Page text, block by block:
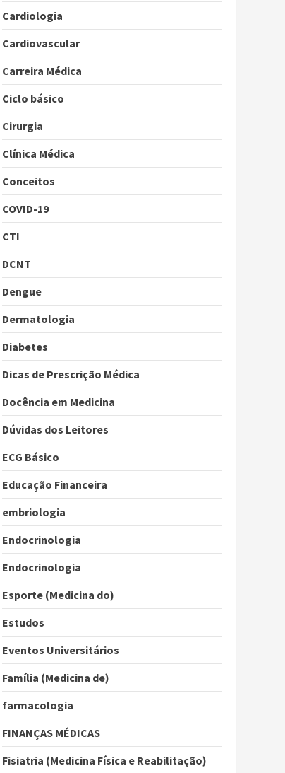
Cardiologia
Cardiovascular
Carreira Médica
Ciclo básico
Cirurgia
Clínica Médica
Conceitos
COVID-19
CTI
DCNT
Dengue
Dermatologia
Diabetes
Dicas de Prescrição Médica
Docência em Medicina
Dúvidas dos Leitores
ECG Básico
Educação Financeira
embriologia
Endocrinologia
Endocrinologia
Esporte (Medicina do)
Estudos
Eventos Universitários
Família (Medicina de)
farmacologia
FINANÇAS MÉDICAS
Fisiatria (Medicina Física e Reabilitação)